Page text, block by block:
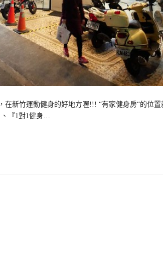
新竹運動健身的好地方喔!!! “有家健身房“的位
、『1對1健身…